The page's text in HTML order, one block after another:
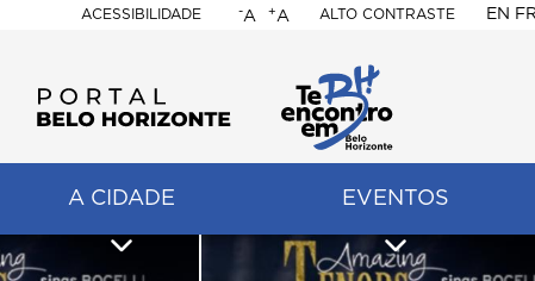
ACESSIBILIDADE
BELO
HORIZONTE
-A +A ALTO CONTRASTE EN
A CIDADE EVENTOS